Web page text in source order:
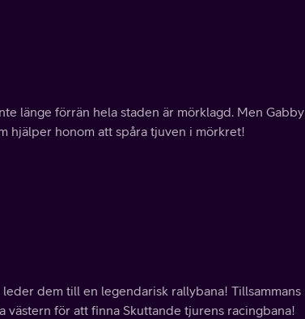
länge förrän hela staden är mörklagd. Men Gabby
hjälper honom att spåra tjuven i mörkret!
dem till en legendarisk rallybana! Tillsammans
för att finna Skuttande tjurens racingbana!